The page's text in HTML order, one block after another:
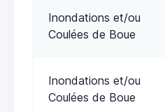
Inondations et/ou
Coulées de Boue
Inondations et/ou
Coulées de Boue